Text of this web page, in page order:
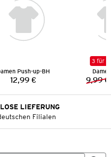
Push-up-BH
Preis:
12,99 €
3 für 2
9,99 €
LIEFERUNG
Filialen